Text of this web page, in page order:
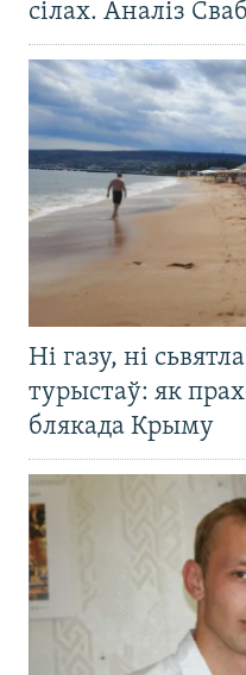
сілах. Аналіз
Ні газу, ні
турыстаў: як
блякада Крыму